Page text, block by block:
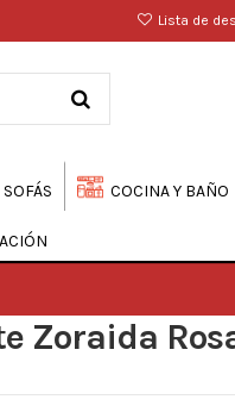
Lista de
SOFÁS COCINA Y BAÑO
Zoraida